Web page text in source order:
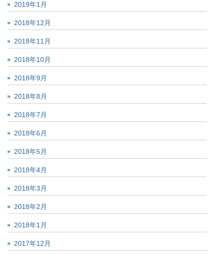
2019年1月
2018年12月
2018年11月
2018年10月
2018年9月
2018年8月
2018年7月
2018年6月
2018年5月
2018年4月
2018年3月
2018年2月
2018年1月
2017年12月